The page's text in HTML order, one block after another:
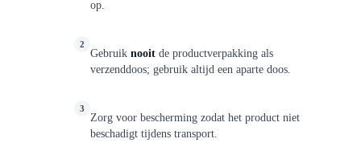
op.
2
Gebruik nooit de productverpakking als
verzenddoos; gebruik altijd een aparte doos.
3
Zorg voor bescherming zodat het product niet
beschadigt tijdens transport.